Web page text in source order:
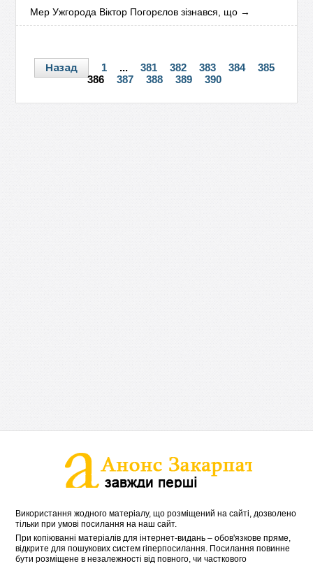
Мер Ужгорода Віктор Погорєлов зізнався, що →
Назад 1 ... 381 382 383 384
385
386
387 388 389 390
Використання жодного матеріалу, що розміщений на сайті, дозволено
тільки при умові посилання на наш сайт.
При копіюванні матеріалів для інтернет-видань – обов'язкове пряме,
відкрите для пошукових систем гіперпосилання. Посилання повинне
бути розміщене в незалежності від повного, чи часткового